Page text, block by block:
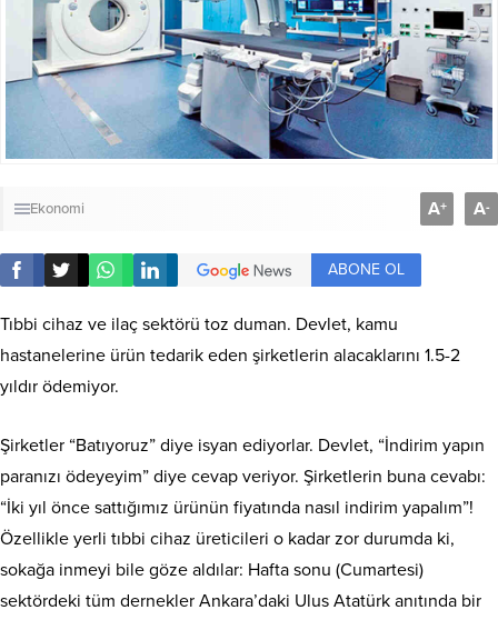
Ekonomi A+ A-
ABONE OL
Tıbbi cihaz ve ilaç sektörü toz duman. Devlet, kamu
hastanelerine ürün tedarik eden şirketlerin alacaklarını 1.5-2
yıldır ödemiyor.
Şirketler “Batıyoruz” diye isyan ediyorlar. Devlet, “İndirim yapın
paranızı ödeyeyim” diye cevap veriyor. Şirketlerin buna cevabı:
“İki yıl önce sattığımız ürünün fiyatında nasıl indirim yapalım”!
Özellikle yerli tıbbi cihaz üreticileri o kadar zor durumda ki,
sokağa inmeyi bile göze aldılar: Hafta sonu (Cumartesi)
sektördeki tüm dernekler Ankara’daki Ulus Atatürk anıtında bir